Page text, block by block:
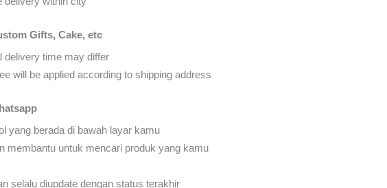
Gifts, Cake, etc
delivery time may differ
will be applied according to shipping address
yang berada di bawah layar kamu
membantu untuk mencari produk yang kamu
selalu diupdate dengan status terakhir